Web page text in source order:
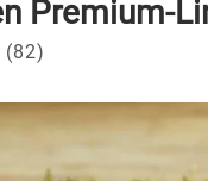
Premium-
(82)